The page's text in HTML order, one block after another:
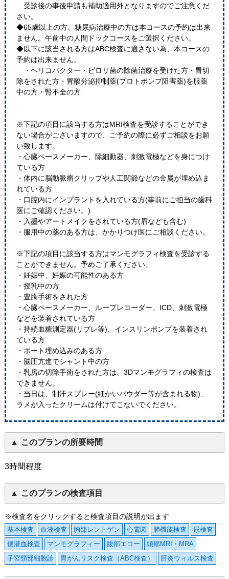
受診後の事後申請も補助適用外となりますのでご注意くだ
さい。
◆65歳以上の方、糖尿病治療中の方は本コースの予約は出来
ません。午前中の人間ドックコースをご選択ください。
◆以下に該当される方はABC検査に適さない為、本コースの
予約は出来ません。
・ヘリコバクター・ピロリ菌の除菌治療を受けた方・胃切
除をされた方・胃酸分泌抑制薬(プロトポンプ阻害薬)を服薬
中の方・腎不全の方
※下記の項目に該当する方はMRI検査を受診することができ
ない場合がございますので、ご予約の際に必ずご相談をお願
い致します。
・心臓ペースメーカー、除細動器、刺激電極などを身につけ
ている方
・体内に脳動脈瘤クリップや人工関節などの金属が埋め込ま
れている方
・口腔内にインプラントを入れている方(事前にご担当の歯科
医にご確認ください。)
・入墨やアートメイクをされている方(眉なども含む)
・服用中の薬のある方は、かかりつけ医にご相談ください。
※下記の項目に該当する方はマンモグラフィ検査を受診する
ことができません。予めご了承ください。
・妊娠中、妊娠の可能性のある方
・授乳中の方
・豊胸手術をされた方
・心臓ペースメーカー、ループレコーダー、ICD、刺激電極
などを装着されている方
・持続血糖測定器(リブレ等)、インスリンポンプを装着され
ている方
・ポート埋め込みのある方
・脳圧亢進でシャント中の方
・乳房の切除手術をされた方は、3Dマンモグラフィの検査は
できません。
・当日は、制汗スプレー(細かいパウダー等が含まれる物)、
ラメが入ったクリームは付けてこないでください。
このプランの所要時間
3時間程度
このプランの検査項目
※検査名をクリックすると検査項目の説明が出ます
基本検査 血液検査 胸部レントゲン 心電図 肺機能検査
尿検査
便潜血検査
マンモグラフィー 腹部エコー
頭部MRI・MRA
子宮頸部細胞診
胃がんリスク検査（ABC検査） 肝炎ウィルス検査